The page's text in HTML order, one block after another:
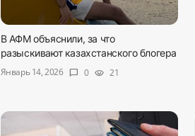
В АФМ объяснили, за что
разыскивают казахстанского блогера
Январь 14, 2026
chat_bubble 0 visibility 21